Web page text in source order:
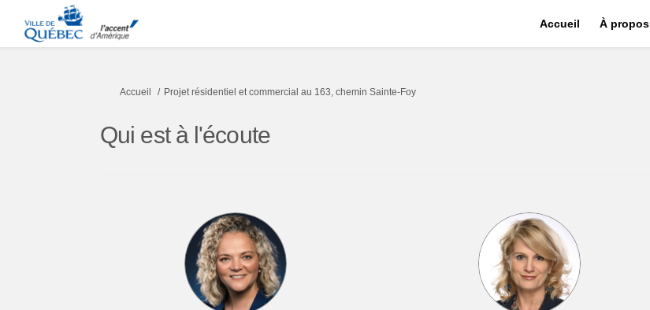
Accueil À propos
Vous êtes ici:
Accueil Projet résidentiel et commercial au 163, chemin Sainte-Foy
Qui est à l'écoute